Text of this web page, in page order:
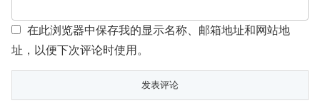
在此浏览器中保存我的显示名称、邮箱地址和网站地
址，以便下次评论时使用。